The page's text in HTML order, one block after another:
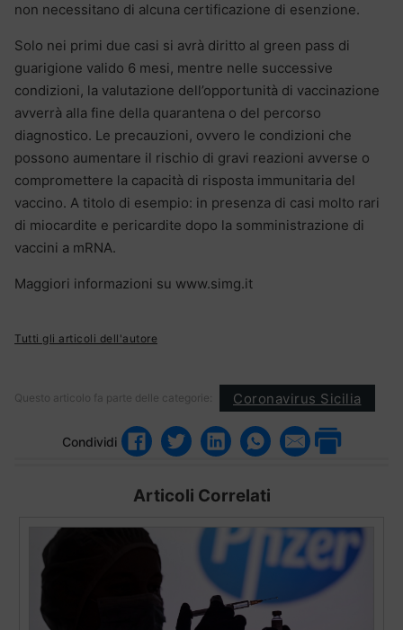
non necessitano di alcuna certificazione di esenzione.
Solo nei primi due casi si avrà diritto al green pass di
guarigione valido 6 mesi, mentre nelle successive
condizioni, la valutazione dell’opportunità di vaccinazione
avverrà alla fine della quarantena o del percorso
diagnostico. Le precauzioni, ovvero le condizioni che
possono aumentare il rischio di gravi reazioni avverse o
compromettere la capacità di risposta immunitaria del
vaccino. A titolo di esempio: in presenza di casi molto rari
di miocardite e pericardite dopo la somministrazione di
vaccini a mRNA.
Maggiori informazioni su www.simg.it
Tutti gli articoli dell'autore
Questo articolo fa parte delle categorie: Coronavirus Sicilia
Condividi
Articoli Correlati